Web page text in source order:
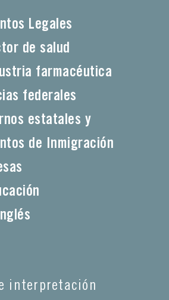
Legales
de salud
farmacéutica
federales
estatales y
de Inmigración
interpretación